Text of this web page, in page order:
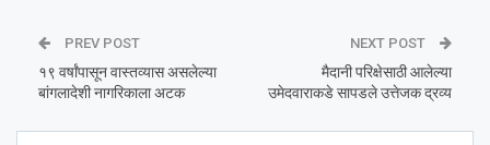
PREV POST
१९ वर्षांपासून वास्तव्यास असलेल्या
बांगलादेशी नागरिकाला अटक
NEXT POST
मैदानी परिक्षेसाठी आलेल्या
उमेदवाराकडे सापडले उत्तेजक द्रव्य